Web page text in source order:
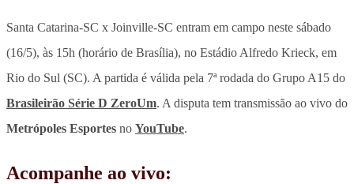
Santa Catarina-SC x Joinville-SC entram em campo neste sábado
(16/5), às 15h (horário de Brasília), no Estádio Alfredo Krieck, em
Rio do Sul (SC). A partida é válida pela 7ª rodada do Grupo A15 do
Brasileirão Série D ZeroUm. A disputa tem transmissão ao vivo do
Metrópoles Esportes no YouTube.
Acompanhe ao vivo: